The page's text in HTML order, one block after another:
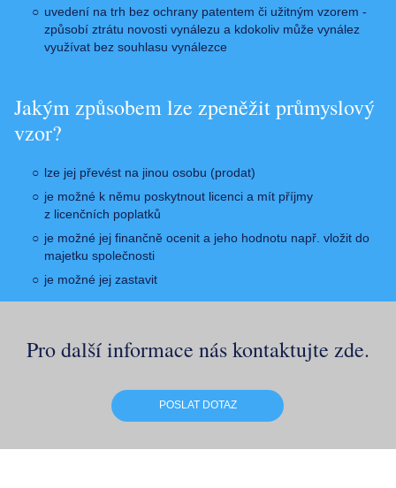
uvedení na trh bez ochrany patentem či užitným vzorem -
způsobí ztrátu novosti vynálezu a kdokoliv může vynález
využívat bez souhlasu vynálezce
Jakým způsobem lze zpeněžit průmyslový
vzor?
lze jej převést na jinou osobu (prodat)
je možné k němu poskytnout licenci a mít příjmy
z licenčních poplatků
je možné jej finančně ocenit a jeho hodnotu např. vložit do
majetku společnosti
je možné jej zastavit
Pro další informace nás kontaktujte zde.
POSLAT DOTAZ